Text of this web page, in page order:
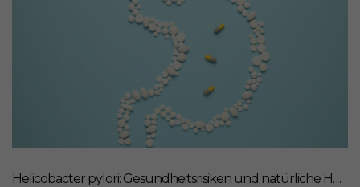
Helicobacter pylori: Gesundheitsrisiken und natürliche Heilmittel